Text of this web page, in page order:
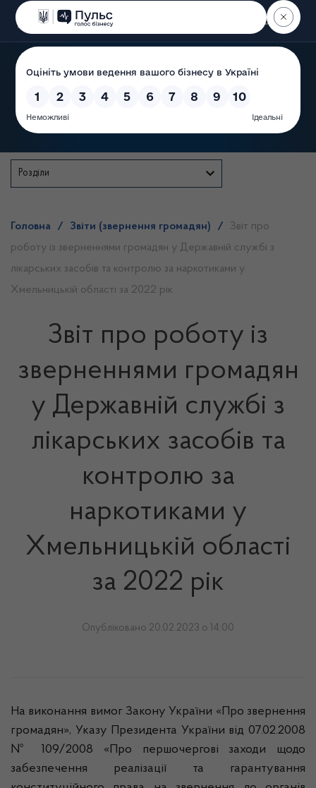
Пошук
Розділи
Головна / Звіти (звернення громадян) /
Звіт про
роботу із зверненнями громадян у Державній службі з
лікарських засобів та контролю за наркотиками у
Хмельницькій області за 2022 рік
Звіт про роботу із
зверненнями громадян
у Державній службі з
лікарських засобів та
контролю за
наркотиками у
Хмельницькій області
за 2022 рік
Опубліковано 20.02.2023 о 14:00
На виконання вимог Закону України «Про звернення
громадян», Указу Президента України від 07.02.2008
№ 109/2008 «Про першочергові заходи щодо
забезпечення реалізації та гарантування